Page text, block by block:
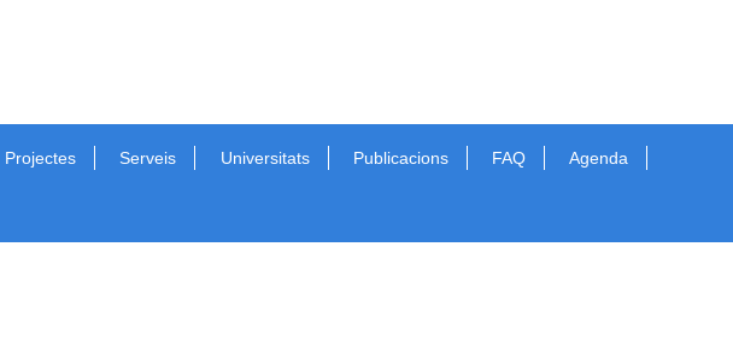
Projectes Serveis Universitats Publicacions FAQ Agenda